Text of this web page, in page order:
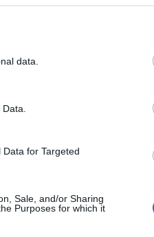
data.
for Targeted
Sale, and/or Sharing
Purposes for which it
από
«Δεν είναι